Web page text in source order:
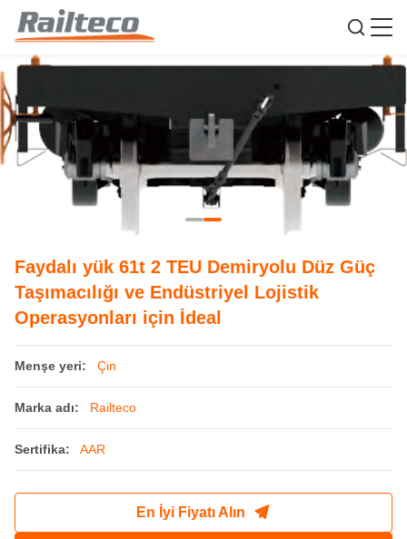
Faydalı yük 61t 2 TEU Demiryolu Düz Güç
Taşımacılığı ve Endüstriyel Lojistik
Operasyonları için İdeal
Menşe yeri: Çin
Marka adı: Railteco
Sertifika: AAR
En İyi Fiyatı Alın